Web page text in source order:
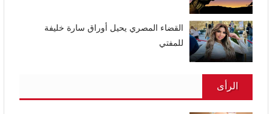
القضاء المصري يحيل أوراق سارة خليفة
للمفتي
الرأى